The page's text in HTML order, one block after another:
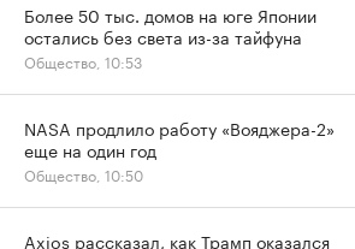
Более 50 тыс. домов на юге Японии
остались без света из-за тайфуна
Общество, 10:53
NASA продлило работу «Вояджера-2»
еще на один год
Общество, 10:50
Axios рассказал, как Трамп оказался